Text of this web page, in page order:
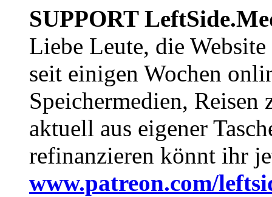
SUPPORT
Liebe Leute, die Website
seit einigen Wochen
Speichermedien, Reisen
aktuell aus eigener
refinanzieren könnt ihr
www.patreon.com/